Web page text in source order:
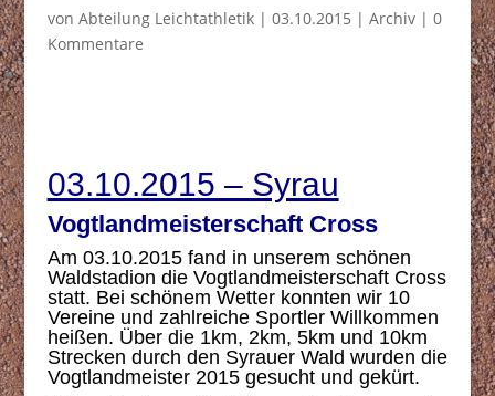
von Abteilung Leichtathletik| 03.10.2015 | Archiv| 0
Kommentare
03.10.2015 – Syrau
Vogtlandmeisterschaft Cross
Am 03.10.2015 fand in unserem schönen
Waldstadion die Vogtlandmeisterschaft Cross
statt. Bei schönem Wetter konnten wir 10
Vereine und zahlreiche Sportler Willkommen
heißen. Über die 1km, 2km, 5km und 10km
Strecken durch den Syrauer Wald wurden die
Vogtlandmeister 2015 gesucht und gekürt.